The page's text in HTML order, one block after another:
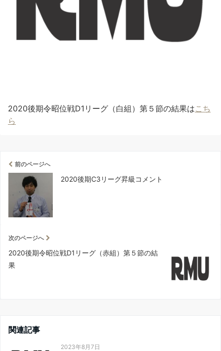
2020後期令昭位戦D1リーグ（白組）第５節の結果はこち
ら
前のページへ
2020後期C3リーグ昇級コメント
次のページへ
2020後期令昭位戦D1リーグ（赤組）第５節の結
果
関連記事
2023年8月7日